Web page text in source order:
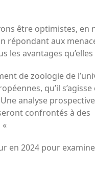
être optimistes, en
répondant aux
les avantages
de zoologie de
qu’il s’agisse
analyse
confrontés à des
«
en 2024 pour